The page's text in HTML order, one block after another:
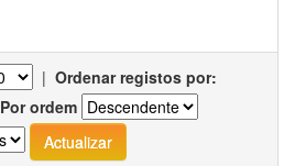
| Ordenar registos por:
Por ordem